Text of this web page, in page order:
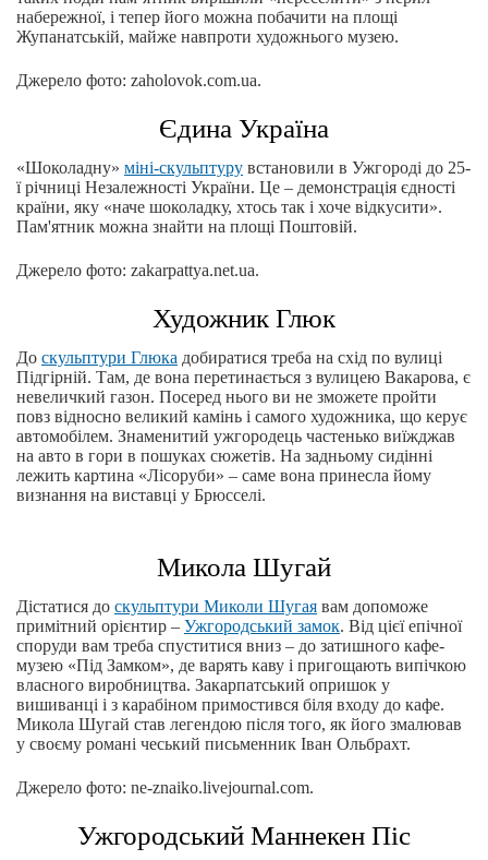
набережної, і тепер його можна побачити на площі
Жупанатській, майже навпроти художнього музею.
Джерело фото: zaholovok.com.ua.
Єдина Україна
«Шоколадну» міні-скульптуру встановили в Ужгороді до 25-
ї річниці Незалежності України. Це – демонстрація єдності
країни, яку «наче шоколадку, хтось так і хоче відкусити».
Пам'ятник можна знайти на площі Поштовій.
Джерело фото: zakarpattya.net.ua.
Художник Глюк
До скульптури Глюка добиратися треба на схід по вулиці
Підгірній. Там, де вона перетинається з вулицею Вакарова, є
невеличкий газон. Посеред нього ви не зможете пройти
повз відносно великий камінь і самого художника, що керує
автомобілем. Знаменитий ужгородець частенько виїжджав
на авто в гори в пошуках сюжетів. На задньому сидінні
лежить картина «Лісоруби» – саме вона принесла йому
визнання на виставці у Брюсселі.
Микола Шугай
Дістатися до скульптури Миколи Шугая вам допоможе
примітний орієнтир – Ужгородський замок. Від цієї епічної
споруди вам треба спуститися вниз – до затишного кафе-
музею «Під Замком», де варять каву і пригощають випічкою
власного виробництва. Закарпатський опришок у
вишиванці і з карабіном примостився біля входу до кафе.
Микола Шугай став легендою після того, як його змалював
у своєму романі чеський письменник Іван Ольбрахт.
Джерело фото: ne-znaiko.livejournal.com.
Ужгородський Маннекен Піс